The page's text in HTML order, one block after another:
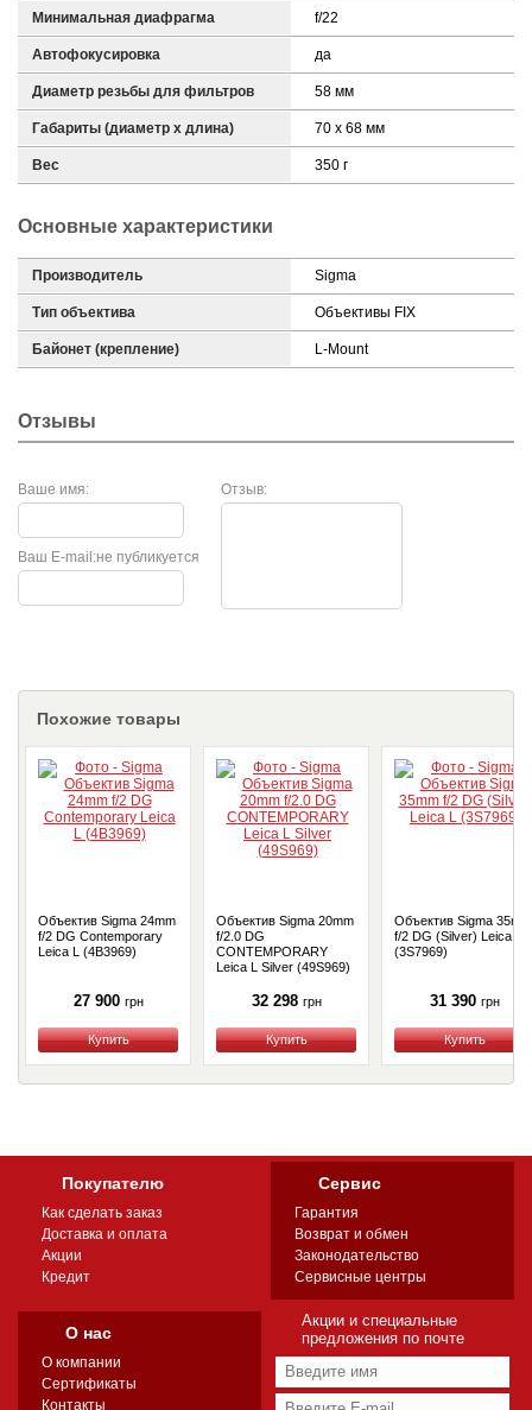
Минимальная диафрагма f/22
Автофокусировка да
Диаметр резьбы для фильтров 58 мм
Габариты (диаметр х длина) 70 x 68 мм
Вес 350 г
Основные характеристики
Производитель Sigma
Тип объектива Объективы FIX
Байонет (крепление) L-Mount
Отзывы
Ваше имя: Отзыв:
не публикуется
Ваш E-mail:
Похожие товары
Объектив Sigma 24mm
f/2 DG Contemporary
Leica L (4B3969)
27 900 грн
Купить
Объектив Sigma 20mm
f/2.0 DG
CONTEMPORARY
Leica L Silver (49S969)
32 298 грн
Купить
Объектив Sigma 35mm
f/2 DG (Silver) Leica L
(3S7969)
31 390 грн
Купить
Покупателю
Как сделать заказ
Доставка и оплата
Акции
Кредит
Сервис
Гарантия
Возврат и обмен
Законодательство
Сервисные центры
О нас
О компании
Сертификаты
Контакты
Акции и специальные
предложения по почте